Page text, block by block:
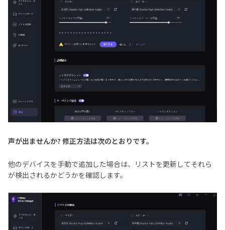
声が出ませんか? 修正方法は次のとおりです。
他のデバイスを手動で追加した場合は、リストを更新してそれら
が検出されるかどうかを確認します。